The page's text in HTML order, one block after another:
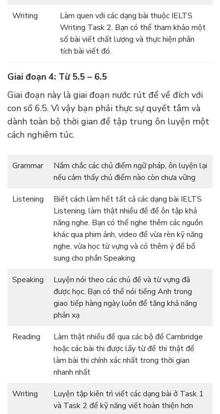
Writing
Làm quen với các dạng bài thuộc IELTS
Writing Task 2. Bạn có thể tham khảo một
số bài viết chất lượng và thực hiện phân
tích bài viết đó.
Giai đoạn 4: Từ 5.5 – 6.5
Giai đoạn này là giai đoạn nước rút để về đích với
con số 6.5. Vì vậy bạn phải thực sự quyết tâm và
dành toàn bộ thời gian để tập trung ôn luyện một
cách nghiêm túc.
Grammar
Nắm chắc các chủ điểm ngữ pháp, ôn luyện lại
nếu cảm thấy chủ điểm nào còn chưa vững
Listening
Biết cách làm hết tất cả các dạng bài IELTS
Listening, làm thật nhiều đề để ôn tập khả
năng nghe. Bạn có thể nghe thêm các nguồn
khác qua phim ảnh, video để vừa rèn kỹ năng
nghe, vừa học từ vựng và có thêm ý để bổ
sung cho phần Speaking
Speaking
Luyện nói theo các chủ đề và từ vựng đã
được học. Bạn có thể nói tiếng Anh trong
giao tiếp hàng ngày luôn để tăng khả năng
phản xạ
Reading
Làm thật nhiều đề qua các bộ đề Cambridge
hoặc các bài thi được lấy từ đề thi thật để
làm bài thi chính xác nhất trong thời gian
nhanh nhất
Writing
Luyện tập kiên trì viết các dạng bài ở Task 1
và Task 2 để kỹ năng viết hoàn thiện hơn